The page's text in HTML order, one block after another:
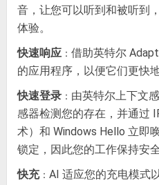
音，让您可以听到和被听到
体验。
快速响应： 借助英特尔
的应用程序，以便它们更快
快速登录： 由英特尔上下文
感器检测您的存在，并通过
术）和 Windows Hello 立即
锁定，因此您的工作保持安全
快充： AI 适应您的充电模式